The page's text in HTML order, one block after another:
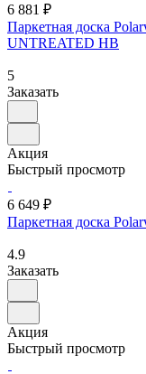
6 881 ₽
Паркетная доска
UNTREATED HB
5
Заказать
Акция
Быстрый просмотр
6 649 ₽
Паркетная доска
4.9
Заказать
Акция
Быстрый просмотр